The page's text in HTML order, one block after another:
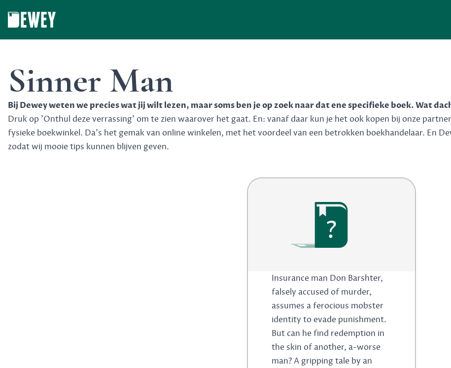
Sinner Man
Bij Dewey weten we precies wat jij wilt lezen, maar soms ben je op zoek naar dat ene specifieke boek. Wat
Druk op 'Onthul deze verrassing' om te zien waarover het gaat. En: vanaf daar kun je het ook kopen bij onze
fysieke boekwinkel. Da's het gemak van online winkelen, met het voordeel van een betrokken boekhandelaar. En
zodat wij mooie tips kunnen blijven geven.
?
Insurance man Don Barshter,
falsely accused of murder,
assumes a ferocious mobster
identity to evade punishment.
But can he find redemption in
the skin of another, a-worse
man? A gripping tale by an